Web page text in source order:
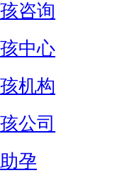
咨询
中心
机构
公司
孕